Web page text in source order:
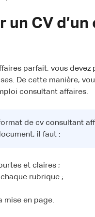
un CV
parfait, vous
De cette manière,
consultant affaires.
de cv consultant
il faut :
et claires ;
rubrique ;
mise en page.